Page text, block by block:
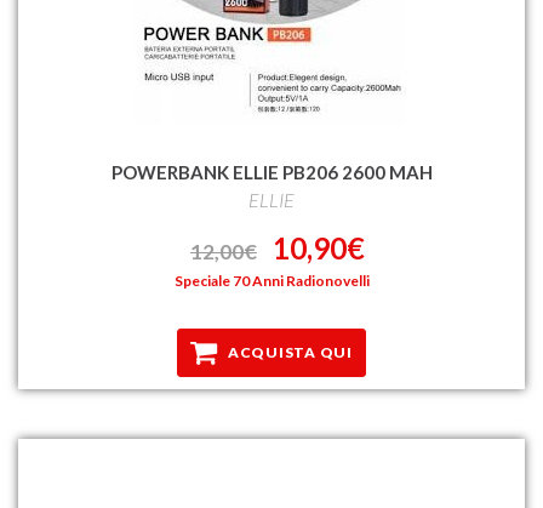
POWERBANK ELLIE PB206 2600 MAH
ELLIE
12,00€ 10,90€
Speciale 70 Anni Radionovelli
ACQUISTA QUI